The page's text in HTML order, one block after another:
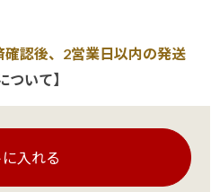
認後、2営業日以内の発送
ついて】